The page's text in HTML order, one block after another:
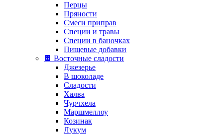
Перцы
Пряности
Смеси приправ
Специи и травы
Специи в баночках
Пищевые добавки
🍫 Восточные сладости
Джезерье
В шоколаде
Сладости
Халва
Чурчхела
Маршмеллоу
Козинак
Лукум